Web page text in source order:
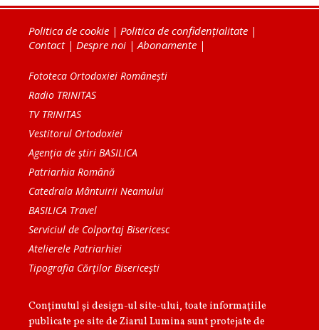
Politica de cookie | Politica de confidențialitate |
Contact| Despre noi | Abonamente |
Fototeca Ortodoxiei Românești
Radio TRINITAS
TV TRINITAS
Vestitorul Ortodoxiei
Agenţia de ştiri BASILICA
Patriarhia Română
Catedrala Mântuirii Neamului
BASILICA Travel
Serviciul de Colportaj Bisericesc
Atelierele Patriarhiei
Tipografia Cărţilor Bisericeşti
Conținutul și design-ul site-ului, toate informaţiile
publicate pe site de Ziarul Lumina sunt protejate de